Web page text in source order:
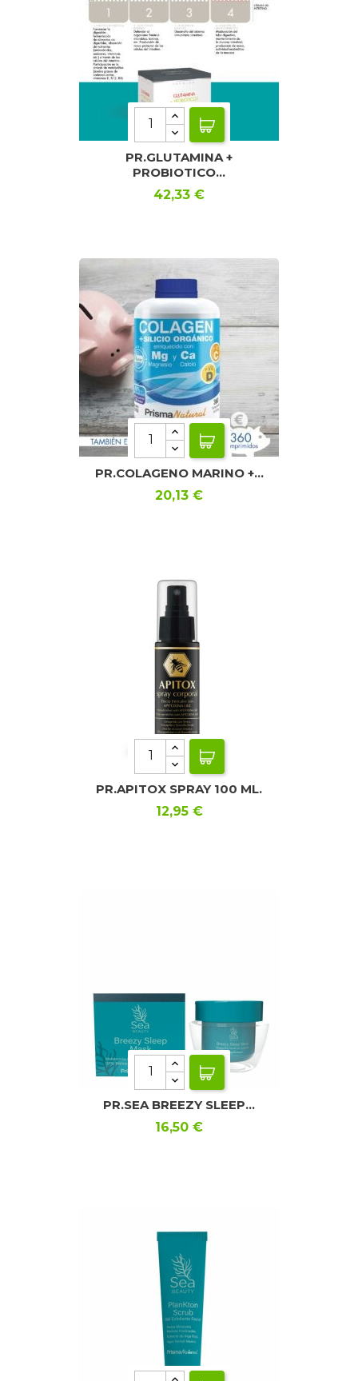
PR.GLUTAMINA +
PROBIOTICO...
Precio
42,33 €
PR.COLAGENO MARINO +...
Precio
20,13 €
PR.APITOX SPRAY 100 ML.
Precio
12,95 €
PR.SEA BREEZY SLEEP...
Precio
16,50 €